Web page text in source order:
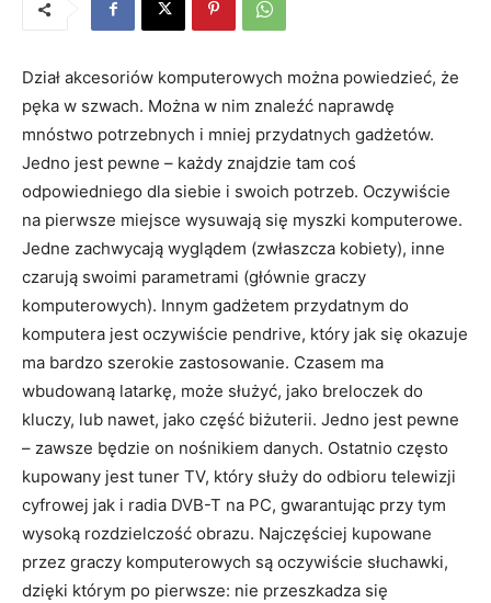
Dział akcesoriów komputerowych można powiedzieć, że
pęka w szwach. Można w nim znaleźć naprawdę
mnóstwo potrzebnych i mniej przydatnych gadżetów.
Jedno jest pewne – każdy znajdzie tam coś
odpowiedniego dla siebie i swoich potrzeb. Oczywiście
na pierwsze miejsce wysuwają się myszki komputerowe.
Jedne zachwycają wyglądem (zwłaszcza kobiety), inne
czarują swoimi parametrami (głównie graczy
komputerowych). Innym gadżetem przydatnym do
komputera jest oczywiście pendrive, który jak się okazuje
ma bardzo szerokie zastosowanie. Czasem ma
wbudowaną latarkę, może służyć, jako breloczek do
kluczy, lub nawet, jako część biżuterii. Jedno jest pewne
– zawsze będzie on nośnikiem danych. Ostatnio często
kupowany jest tuner TV, który służy do odbioru telewizji
cyfrowej jak i radia DVB-T na PC, gwarantując przy tym
wysoką rozdzielczość obrazu. Najczęściej kupowane
przez graczy komputerowych są oczywiście słuchawki,
dzięki którym po pierwsze: nie przeszkadza się